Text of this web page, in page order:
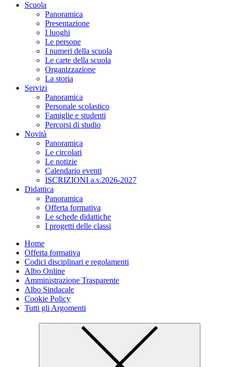
Scuola
Panoramica
Presentazione
I luoghi
Le persone
I numeri della scuola
Le carte della scuola
Organizzazione
La storia
Servizi
Panoramica
Personale scolastico
Famiglie e studenti
Percorsi di studio
Novità
Panoramica
Le circolari
Le notizie
Calendario eventi
ISCRIZIONI a.s.2026-2027
Didattica
Panoramica
Offerta formativa
Le schede didattiche
I progetti delle classi
Home
Offerta formativa
Codici disciplinari e regolamenti
Albo Online
Amministrazione Trasparente
Albo Sindacale
Cookie Policy
Tutti gli Argomenti